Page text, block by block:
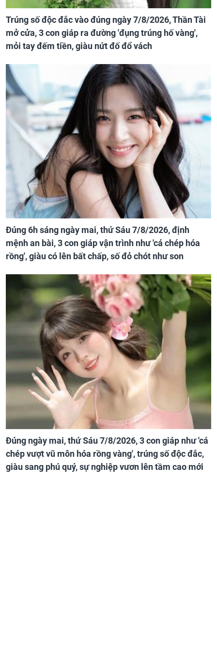
Trúng số độc đắc vào đúng ngày 7/8/2026, Thần Tài
mở cửa, 3 con giáp ra đường 'đụng trúng hố vàng',
mỏi tay đếm tiền, giàu nứt đố đổ vách
Đúng 6h sáng ngày mai, thứ Sáu 7/8/2026, định
mệnh an bài, 3 con giáp vận trình như 'cá chép hóa
rồng', giàu có lên bất chấp, số đỏ chót như son
Đúng ngày mai, thứ Sáu 7/8/2026, 3 con giáp như 'cá
chép vượt vũ môn hóa rồng vàng', trúng số độc đắc,
giàu sang phú quý, sự nghiệp vươn lên tầm cao mới